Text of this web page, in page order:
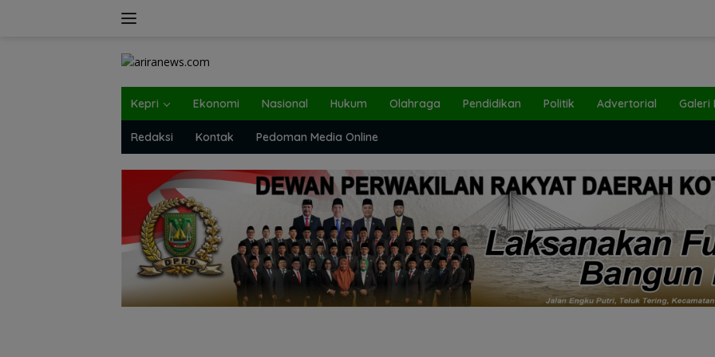
Kepri Ekonomi Nasional Hukum Olahraga Pendidikan Politik Advertorial Galeri
Redaksi Kontak Pedoman Media Online